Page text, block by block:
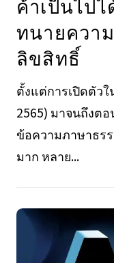
ทนายควา
ลิขสิทธิ์
ตั้งแต่การเปิดตัว
2565) มาจนถึงตอ
ข้อความภาษาธร
มาก หลาย...